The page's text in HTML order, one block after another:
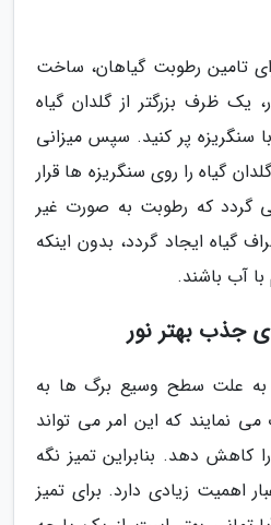
تامین رطوبت گیاهان، ساخت
یک ظرف بزرگتر از گلدان گیاه
سنگریزه پر کنید. سپس میزانی
گیاه را روی سنگریزه ها قرار
گردد که رطوبت به صورت غیر
گیاه ایجاد گردد، بدون اینکه
آب باشند.
جذب بهتر نور
به علت سطح وسیع برگ ها به
نمایند که این امر می تواند
کاهش دهد. بنابراین تمیز نگه
اهمیت زیادی دارد. برای تمیز